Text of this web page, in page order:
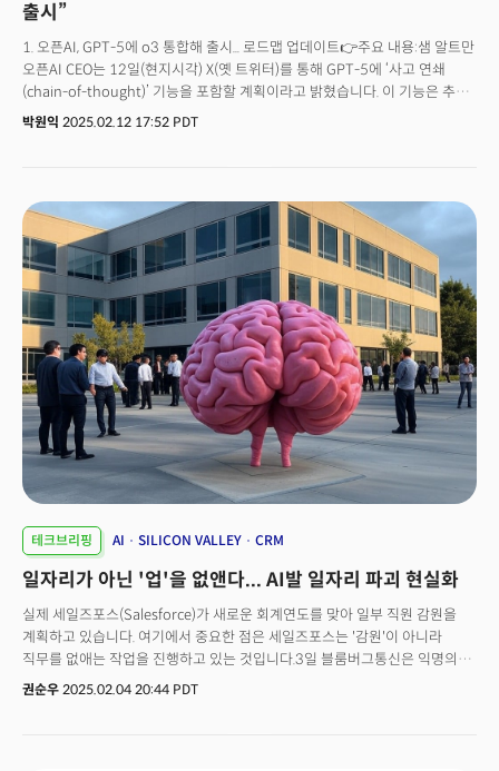
공략에 나설 것으로 예상됩니다.📍의미 및 전망경기 침체 속 가성비 제품 수요
보입니다. 5. 코인베이스, 역대 최고 분기 실적 달성👉 주요 내용코인베이스가
2024년 4분기 매출 22억7000만달러(YoY +138%), 암호화폐 거래량
4390억달러(631억9000만원)를 기록했습니다. 암호화폐 시장 회복세를
반영한 결과로 풀이됩니다. 📍의미 및 전망암호화폐 거래소의 수익성 구조
출시”
1. 오픈AI, GPT-5에 o3 통합해 출시... 로드맵 업데이트👉주요 내용:샘 알트만
오픈AI CEO는 12일(현지시각) X(옛 트위터)를 통해 GPT-5에 ‘사고 연쇄
(chain-of-thought)’ 기능을 포함할 계획이라고 밝혔습니다. 이 기능은 추론
모델인 o1, o3에 적용됐던 기능으로 사고의 흐름을 단계별로 드러내 AI가 더
공개되면 챗GPT 무료 사용자에게도 무제한 채팅을 제공할 것이라고
밝혔습니다. 📍의미 및 전망:이 결정은 일반 AI 모델과 추론 모델로 나뉘어
있던 제품 종류를 통합해 단순화하는 효과를 낳을 것으로 예측됩니다. 단순
답변을 생성하는 것을 넘어, 더 복잡한 사고 과정을 활용하는 방향으로 AI
서비스가 진화하고 있음을 보여줍니다. 사용자들은 앞으로 더 심도 있는 질의,
문제 해결을 기대할 수 있을 전망입니다. 2. DOGE, 미국 재무부 시스템 침해
우려 제기👉주요 내용:포린폴리시 보도에 따르면 정부효율부(DOGE)가 미국
재무부(Treasury) 시스템 및 기밀 데이터에 접근한 사례가 드러났습니다.
포린폴리시는 이번 사건을 미국의 핵심 보안 원칙을 위협한 중대 위험으로
규정했습니다. 적대국들이 데이터 탈취 및 백도어 설치 공격에 악용할
가능성이 제기된다는 설명입니다.📍의미 및 전망:이번 침해 사건은 정부 기관
및 관련 기업들이 보안 체계를 재점검하고 강화할 필요성을 키습니다. 국제
사이버 보안 환경에 대한 경각심도 높이고 있습니다.3. 트럼프 행정부, CIO
전면 교체… 실리콘밸리 인재 영입👉주요 내용:와이어드에 따르면 최근
등 주요 정부 기관의 최고정보책임자(CIO)를 팔란티어(Palantir),
스페이스X(SpaceX) 등 실리콘밸리 출신 경영진으로 교체했습니다.이런
변화는 정부 IT 전략, 보안 정책 등에 민간의 혁신적 접근법을 도입하려는
의도로 해석됩니다.📍의미 및 전망:정부와 민간 기술 기업 간의 경계가
재정의되면서 IT 및 보안 정책에 실리콘밸리의 혁신적 요소가 반영될 것으로
보입니다. 향후 정부 IT 운영 방식에 큰 변화를 예고합니다.4. 사이버 범죄자-
인질 스왑, 미국 교사 마크 포겔 석방👉주요 내용:뉴욕타임스 보도에 따르면
트럼프 행정부는 사이버 범죄자로 알려진 알렉산더 비닉을 러시아에 인도하는
박원익 2025.02.12 17:52 PDT
테크브리핑 AI SILICON VALLEY CRM
일자리가 아닌 '업'을 없앤다... AI발 일자리 파괴 현실화
실제 세일즈포스(Salesforce)가 새로운 회계연도를 맞아 일부 직원 감원을
계획하고 있습니다. 여기에서 중요한 점은 세일즈포스는 '감원'이 아니라
직무를 없애는 작업을 진행하고 있는 것입니다.3일 블룸버그통신은 익명의
관계자를 인용해 세일즈포스가 연초부터 1000여 명의 직원을 감원할
권순우 2025.02.04 20:44 PDT